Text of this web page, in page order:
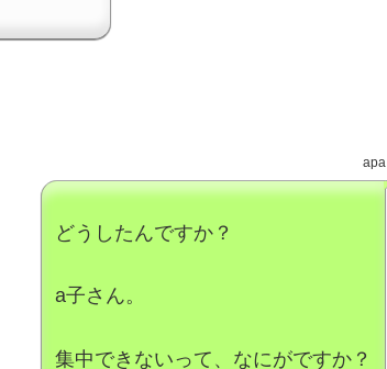
apa
どうしたんですか？
a子さん。
集中できないって、なにがですか？